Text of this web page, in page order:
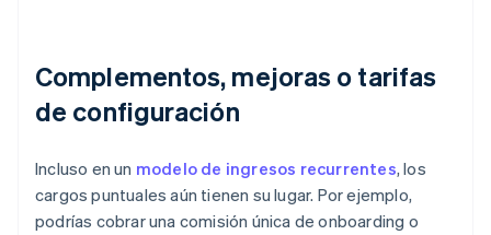
Complementos, mejoras o tarifas
de configuración
Incluso en un modelo de ingresos recurrentes, los
cargos puntuales aún tienen su lugar. Por ejemplo,
podrías cobrar una comisión única de onboarding o